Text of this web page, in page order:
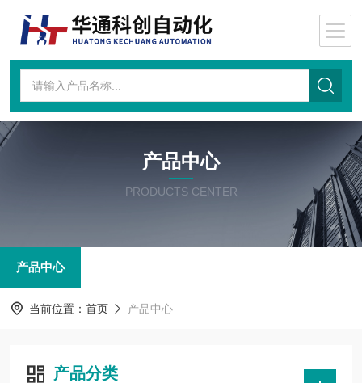
产品中心
PRODUCTS CENTER
产品中心
当前位置： 首页 产品中心
产品分类